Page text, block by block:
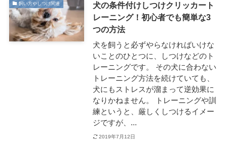
飼い方やしつけ関連
犬の条件付けしつけクリッカート
レーニング！初心者でも簡単な3
つの方法
犬を飼うと必ずやらなければいけな
いことのひとつに、しつけなどのト
レーニングです。 その犬に合わない
トレーニング方法を続けていても、
犬にもストレスが溜まって逆効果に
なりかねません。 トレーニングや訓
練というと、厳しくしつけるイメー
ジですが、...
2019年7月12日